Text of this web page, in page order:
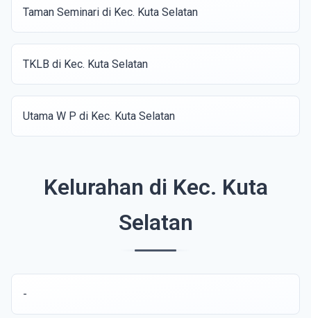
Taman Seminari di Kec. Kuta Selatan
TKLB di Kec. Kuta Selatan
Utama W P di Kec. Kuta Selatan
Kelurahan di Kec. Kuta
Selatan
-